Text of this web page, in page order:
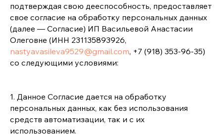
подтверждая свою дееспособность, предоставляет
свое согласие на обработку персональных данных
(далее — Согласие) ИП Васильевой Анастасии
Олеговне (ИНН 231135893926,
nastyavasileva9529@gmail.com, +7 (918) 353-96-35)
со следующими условиями:
1. Данное Согласие дается на обработку
персональных данных, как без использования
средств автоматизации, так и с их
использованием.